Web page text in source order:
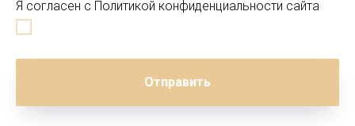
Я согласен с Политикой конфиденциальности сайта
Отправить